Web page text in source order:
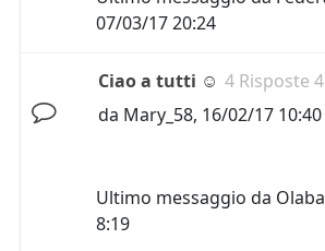
07/03/17 20:24
Ciao a tutti ☺ 4 Risposte
da Mary_58, 16/02/17 10:40
Ultimo messaggio da
8:19